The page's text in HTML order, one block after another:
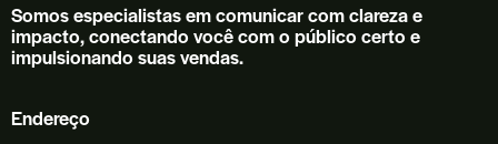
Somos especialistas em comunicar com clareza e
impacto, conectando você com o público certo e
impulsionando suas vendas.
Endereço